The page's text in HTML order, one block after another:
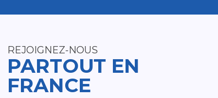
REJOIGNEZ-NOUS
PARTOUT EN
FRANCE